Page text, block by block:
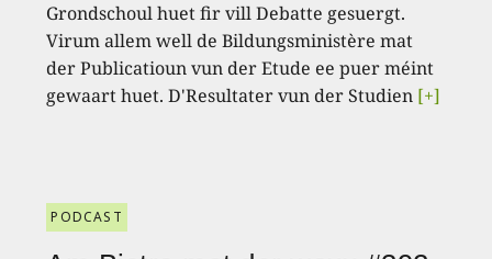
Grondschoul huet fir vill Debatte gesuergt.
Virum allem well de Bildungsministère mat
der Publicatioun vun der Etude ee puer méint
gewaart huet. D'Resultater vun der Studien [+]
PODCAST